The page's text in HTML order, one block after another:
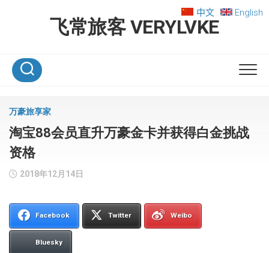
飞常旅客 VERYLVKE
中文 English
万豪旅享家
淘宝88会员直升万豪金卡并获得白金挑战
资格
2018年12月14日
Facebook Twitter Weibo
Bluesky